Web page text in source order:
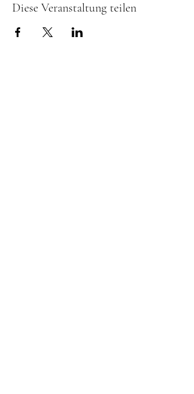
Diese Veranstaltung teilen